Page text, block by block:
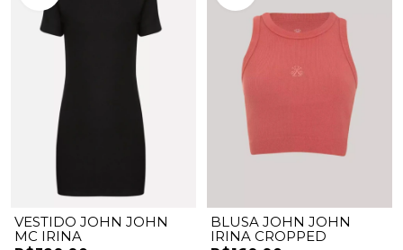
VESTIDO JOHN JOHN
MC IRINA
BLUSA JOHN JOHN
IRINA CROPPED